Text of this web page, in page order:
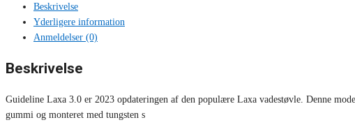
Beskrivelse
Yderligere information
Anmeldelser (0)
Beskrivelse
Guideline Laxa 3.0 er 2023 opdateringen af den populære Laxa vadestøvle. Denne
gummi og monteret med tungsten s